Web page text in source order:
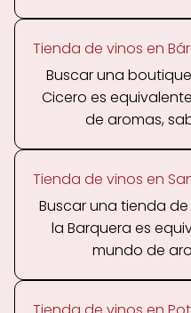
Tienda de vinos en
Buscar una
Cicero es
de aromas,
Tienda de vinos en
Buscar una tienda
la Barquera es
mundo de